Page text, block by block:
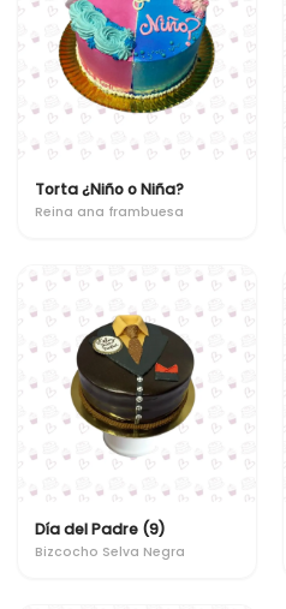
Torta ¿Niño o Niña?
Reina ana frambuesa
Día del Padre (9)
Bizcocho Selva Negra